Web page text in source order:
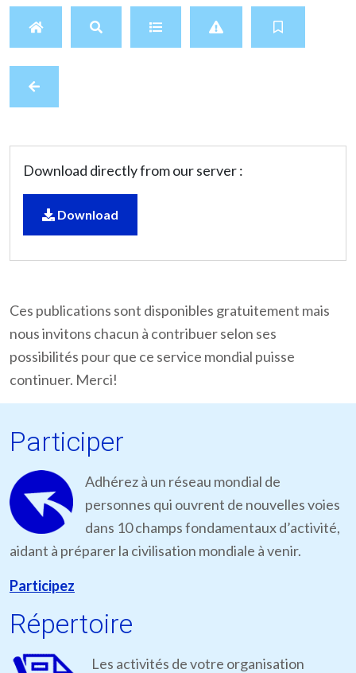
Download directly from our server :
Download
Ces publications sont disponibles gratuitement mais
nous invitons chacun à contribuer selon ses
possibilités pour que ce service mondial puisse
continuer. Merci!
Participer
Adhérez à un réseau mondial de
personnes qui ouvrent de nouvelles voies
dans 10 champs fondamentaux d’activité,
aidant à préparer la civilisation mondiale à venir.
Participez
Répertoire
Les activités de votre organisation